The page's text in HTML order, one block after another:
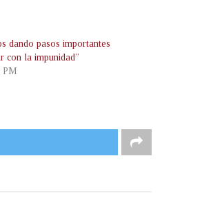
dando pasos importantes
con la impunidad”
PM